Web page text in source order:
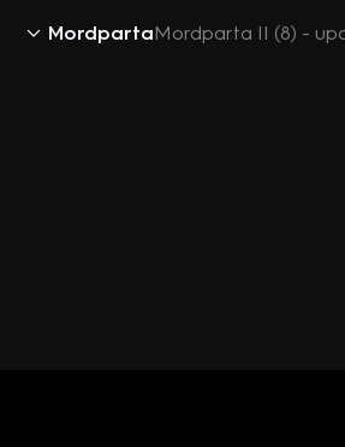
MordpartaMordparta II (8) -